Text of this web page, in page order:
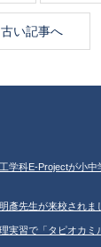
古い記事へ
学科E-Projectが小
彥先生が来校されま
実習で「タピオカミ